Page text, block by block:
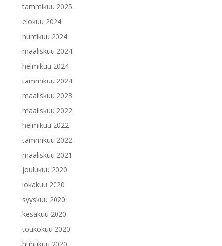
tammikuu 2025
elokuu 2024
huhtikuu 2024
maaliskuu 2024
helmikuu 2024
tammikuu 2024
maaliskuu 2023
maaliskuu 2022
helmikuu 2022
tammikuu 2022
maaliskuu 2021
joulukuu 2020
lokakuu 2020
syyskuu 2020
kesäkuu 2020
toukokuu 2020
huhtikuu 2020